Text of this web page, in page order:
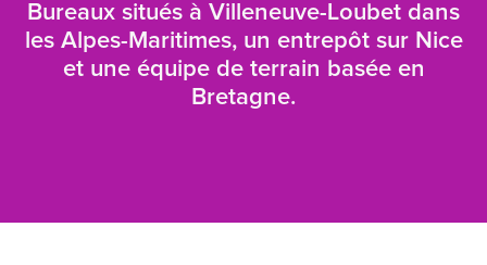
Bureaux situés à Villeneuve-Loubet dans
les Alpes-Maritimes, un entrepôt sur Nice
et une équipe de terrain basée en
Bretagne.